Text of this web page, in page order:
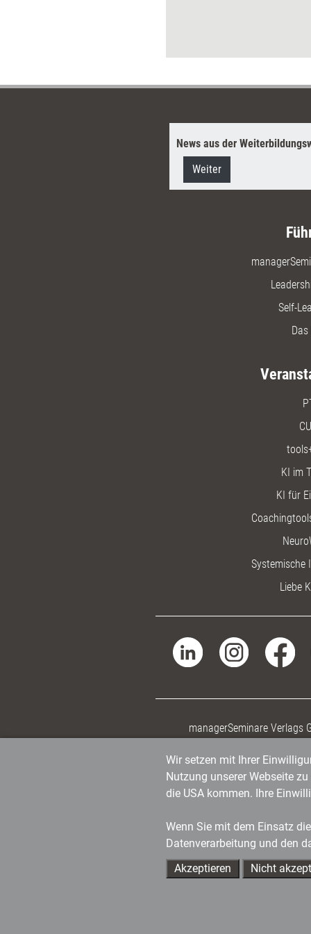
News aus der
Weiter
Self-
KI im
KI für
Systemische
Liebe
managerSeminare Verlags
Wir setzen mit Ihrer
Nutzung unserer Webseite
die USA kommen. Ihre
Wenn Sie mit dem Einsatz
Datenverarbeitung und den
Akzeptieren
Nicht